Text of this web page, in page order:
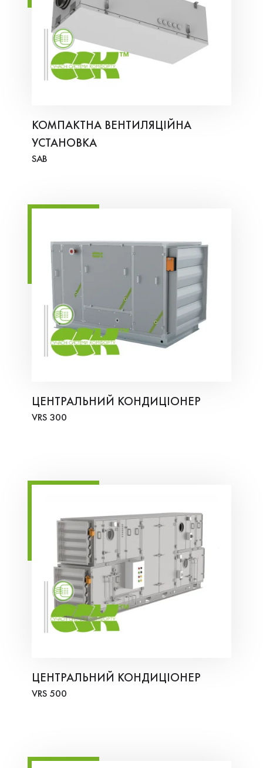
КОМПАКТНА ВЕНТИЛЯЦІЙНА
УСТАНОВКА
SAB
ЦЕНТРАЛЬНИЙ КОНДИЦІОНЕР
VRS 300
ЦЕНТРАЛЬНИЙ КОНДИЦІОНЕР
VRS 500